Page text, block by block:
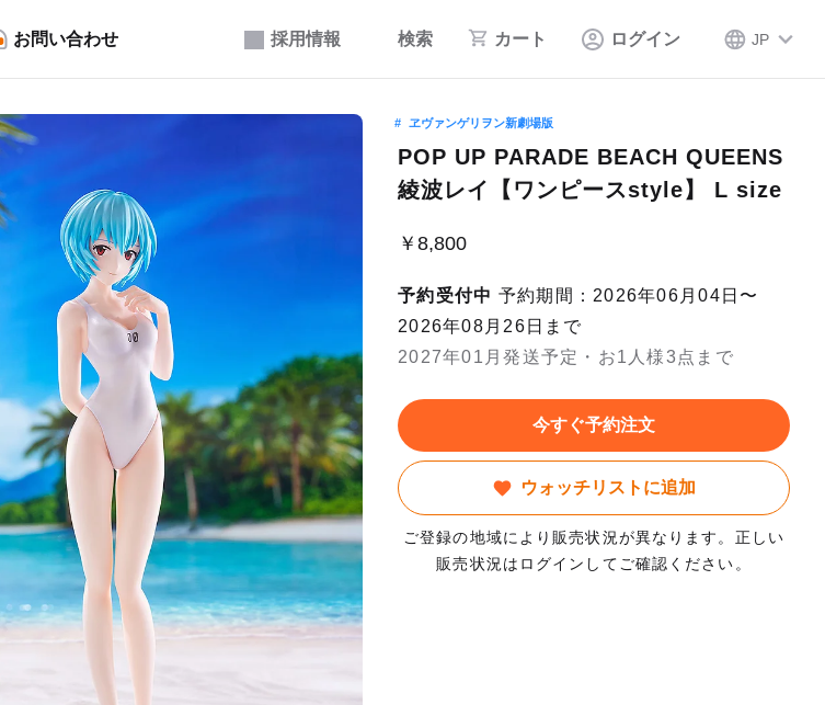
採用情報 検索 カート ログイン JP
お問い合わせ
ヱヴァンゲリヲン新劇場版
POP UP PARADE BEACH QUEENS
綾波レイ【ワンピースstyle】 L size
￥8,800
予約受付中 予約期間：2026年06月04日〜
2026年08月26日まで
2027年01月発送予定・お1人様3点まで
今すぐ予約注文
ウォッチリストに追加
ご登録の地域により販売状況が異なります。正しい
販売状況はログインしてご確認ください。